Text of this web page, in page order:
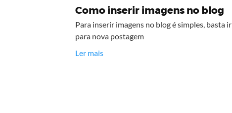
Como inserir imagens no blog
Para inserir imagens no blog é simples, basta ir
para nova postagem
Ler mais